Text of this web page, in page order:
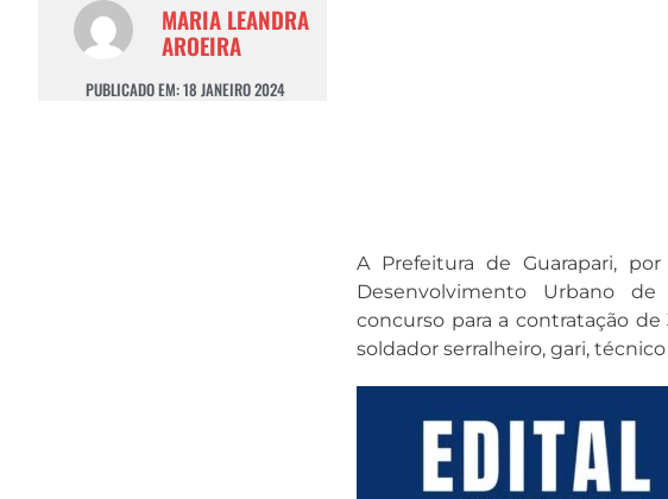
MARIA LEANDRA
AROEIRA
PUBLICADO EM:18 JANEIRO 2024
A Prefeitura de Guarapari,
Desenvolvimento Urbano
concurso para a contratação
soldador serralheiro, gari,